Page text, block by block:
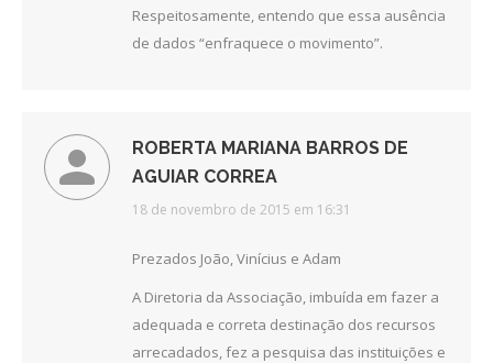
Respeitosamente, entendo que essa ausência
de dados “enfraquece o movimento”.
ROBERTA MARIANA BARROS DE
AGUIAR CORREA
disse:
18 de novembro de 2015 em 16:31
Prezados João, Vinícius e Adam
A Diretoria da Associação, imbuída em fazer a
adequada e correta destinação dos recursos
arrecadados, fez a pesquisa das instituições e